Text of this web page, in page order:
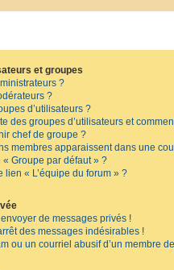
et groupes
?
?
d’utilisateurs ?
des groupes d’utilisateurs et
chef de groupe ?
membres apparaissent dans une
« Groupe par défaut » ?
lien « L’équipe du forum » ?
de messages privés !
des messages indésirables !
ou un courriel abusif d’un membre